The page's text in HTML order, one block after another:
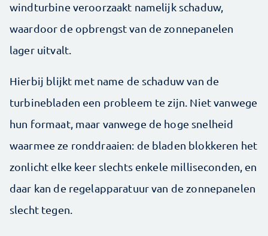
windturbine veroorzaakt namelijk schaduw,
waardoor de opbrengst van de zonnepanelen
lager uitvalt.
Hierbij blijkt met name de schaduw van de
turbinebladen een probleem te zijn. Niet vanwege
hun formaat, maar vanwege de hoge snelheid
waarmee ze ronddraaien: de bladen blokkeren het
zonlicht elke keer slechts enkele milliseconden, en
daar kan de regelapparatuur van de zonnepanelen
slecht tegen.